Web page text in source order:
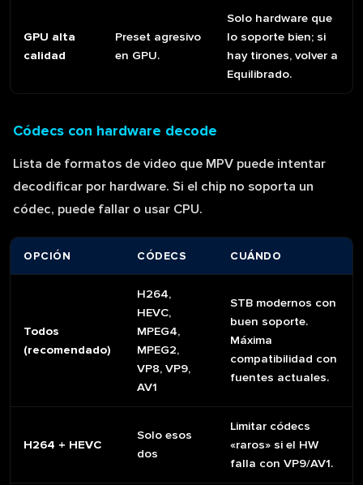
GPU alta
calidad
Preset agresivo
en GPU.
Solo hardware que
lo soporte bien; si
hay tirones, volver a
Equilibrado.
Códecs con hardware decode
Lista de formatos de video que MPV puede intentar
decodificar por hardware. Si el chip no soporta un
códec, puede fallar o usar CPU.
OPCIÓN CÓDECS CUÁNDO
Todos
(recomendado)
H264,
HEVC,
MPEG4,
MPEG2,
VP8, VP9,
AV1
STB modernos con
buen soporte.
Máxima
compatibilidad con
fuentes actuales.
H264 + HEVC
Solo esos
dos
Limitar códecs
«raros» si el HW
falla con VP9/AV1.